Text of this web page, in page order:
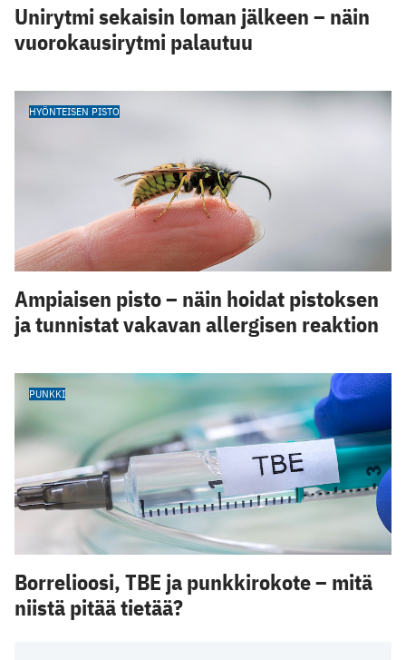
Unirytmi sekaisin loman jälkeen – näin
vuorokausirytmi palautuu
HYÖNTEISEN PISTO
Ampiaisen pisto – näin hoidat pistoksen
ja tunnistat vakavan allergisen reaktion
PUNKKI
Borrelioosi, TBE ja punkkirokote – mitä
niistä pitää tietää?